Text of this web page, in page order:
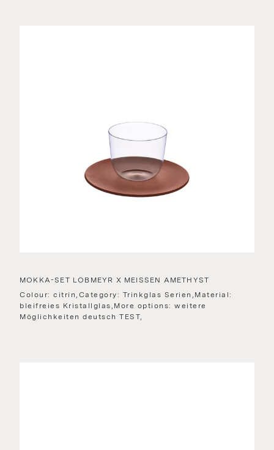
MOKKA-SET LOBMEYR X MEISSEN AMETHYST
Colour: citrin,Category: Trinkglas Serien,Material:
bleifreies Kristallglas,More options: weitere
Möglichkeiten deutsch TEST,